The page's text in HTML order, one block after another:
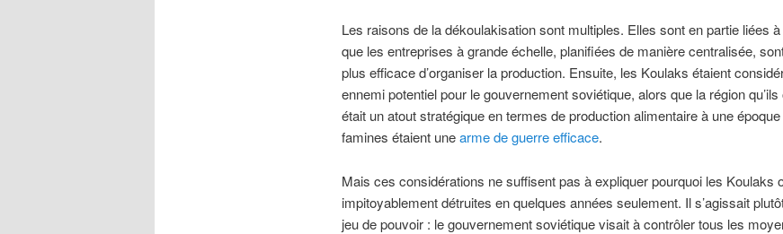
Les raisons de la dékoulakisation sont multiples. Elles sont en partie liées
que les entreprises à grande échelle, planifiées de manière centralisée,
plus efficace d’organiser la production. Ensuite, les Koulaks étaient
ennemi potentiel pour le gouvernement soviétique, alors que la région
était un atout stratégique en termes de production alimentaire à une
famines étaient unearme de guerre efficace.
Mais ces considérations ne suffisent pas à expliquer pourquoi les Koulaks
impitoyablement détruites en quelques années seulement. Il s’agissait
jeu de pouvoir : le gouvernement soviétique visait à contrôler tous les